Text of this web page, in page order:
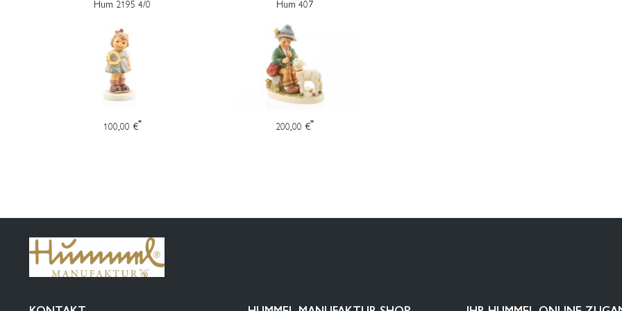
Hum 2195 4/0
100,00 €*
Hum 407
200,00 €*